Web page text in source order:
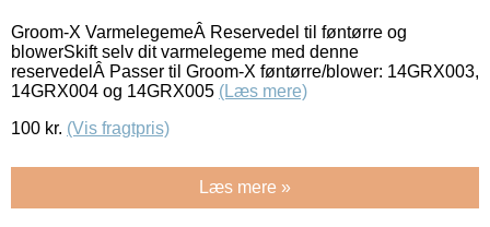
Groom-X VarmelegemeÂ Reservedel til føntørre og
blowerSkift selv dit varmelegeme med denne
reservedelÂ Passer til Groom-X føntørre/blower: 14GRX003,
14GRX004 og 14GRX005 (Læs mere)
100 kr. (Vis fragtpris)
Læs mere »